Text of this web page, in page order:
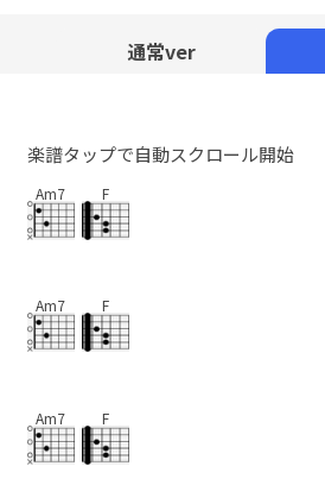
通常ver
楽譜タップで自動スクロール開始
Am7 F
Am7 F
Am7 F